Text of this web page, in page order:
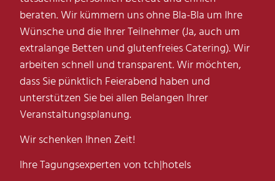
beraten. Wir kümmern uns ohne Bla-Bla um Ihre
Wünsche und die Ihrer Teilnehmer (Ja, auch um
extralange Betten und glutenfreies Catering). Wir
arbeiten schnell und transparent. Wir möchten,
dass Sie pünktlich Feierabend haben und
unterstützen Sie bei allen Belangen Ihrer
Veranstaltungsplanung.
Wir schenken Ihnen Zeit!
Ihre Tagungsexperten von tch|hotels